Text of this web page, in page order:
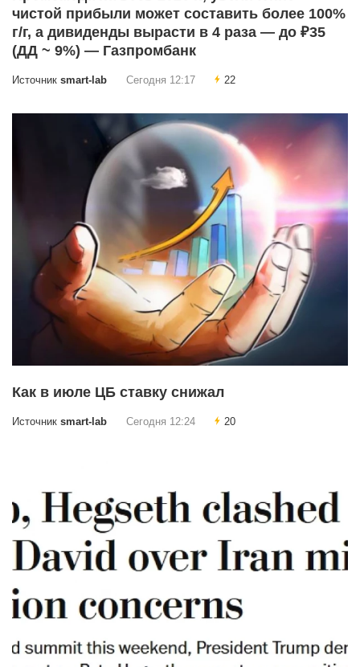
чистой прибыли может составить более 100%
г/г, а дивиденды вырасти в 4 раза — до ₽35
(ДД ~ 9%) — Газпромбанк
Источник smart-lab Сегодня 12:17 22
Как в июле ЦБ ставку снижал
Источник smart-lab Сегодня 12:24 20